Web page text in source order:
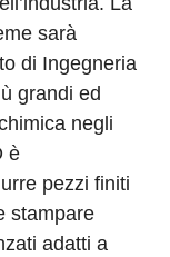
sarà
di Ingegneria
grandi ed
negli
è
pezzi finiti
stampare
adatti a